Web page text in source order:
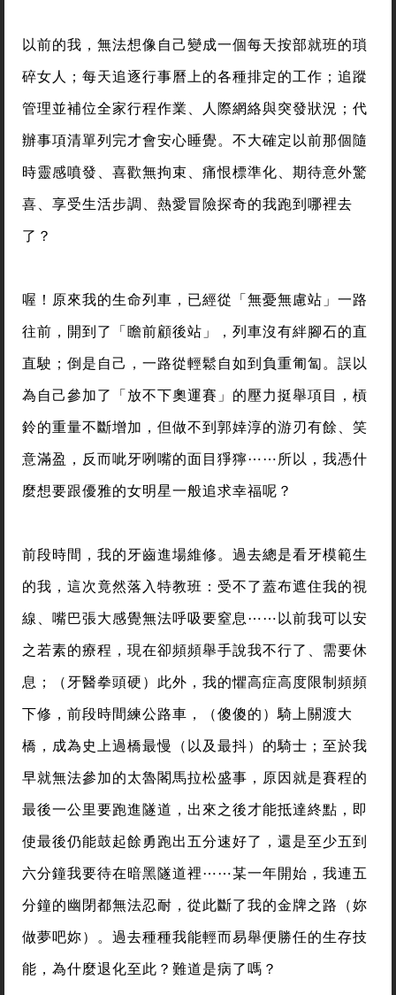
以前的我，無法想像自己變成一個每天按部就班的瑣
碎女人；每天追逐行事曆上的各種排定的工作；追蹤
管理並補位全家行程作業、人際網絡與突發狀況；代
辦事項清單列完才會安心睡覺。不大確定以前那個隨
時靈感噴發、喜歡無拘束、痛恨標準化、期待意外驚
喜、享受生活步調、熱愛冒險探奇的我跑到哪裡去
了？
喔！原來我的生命列車，已經從「無憂無慮站」一路
往前，開到了「瞻前顧後站」，列車沒有絆腳石的直
直駛；倒是自己，一路從輕鬆自如到負重匍匐。誤以
為自己參加了「放不下奧運賽」的壓力挺舉項目，槓
鈴的重量不斷增加，但做不到郭婞淳的游刃有餘、笑
意滿盈，反而呲牙咧嘴的面目猙獰⋯⋯所以，我憑什
麼想要跟優雅的女明星一般追求幸福呢？
前段時間，我的牙齒進場維修。過去總是看牙模範生
的我，這次竟然落入特教班：受不了蓋布遮住我的視
線、嘴巴張大感覺無法呼吸要窒息⋯⋯以前我可以安
之若素的療程，現在卻頻頻舉手說我不行了、需要休
息；（牙醫拳頭硬）此外，我的懼高症高度限制頻頻
下修，前段時間練公路車，（傻傻的）騎上關渡大
橋，成為史上過橋最慢（以及最抖）的騎士；至於我
早就無法參加的太魯閣馬拉松盛事，原因就是賽程的
最後一公里要跑進隧道，出來之後才能抵達終點，即
使最後仍能鼓起餘勇跑出五分速好了，還是至少五到
六分鐘我要待在暗黑隧道裡⋯⋯某一年開始，我連五
分鐘的幽閉都無法忍耐，從此斷了我的金牌之路（妳
做夢吧妳）。過去種種我能輕而易舉便勝任的生存技
能，為什麼退化至此？難道是病了嗎？